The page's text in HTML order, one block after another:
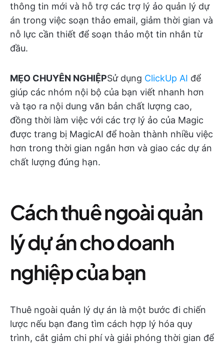
thông tin mới và hỗ trợ các trợ lý ảo quản lý dự
án trong việc soạn thảo email, giảm thời gian và
nỗ lực cần thiết để soạn thảo một tin nhắn từ
đầu.
MẸO CHUYÊN NGHIỆPSử dụng ClickUp AI để
giúp các nhóm nội bộ của bạn viết nhanh hơn
và tạo ra nội dung văn bản chất lượng cao,
đồng thời làm việc với các trợ lý ảo của Magic
được trang bị MagicAI để hoàn thành nhiều việc
hơn trong thời gian ngắn hơn và giao các dự án
chất lượng đúng hạn.
Cách thuê ngoài quản
lý dự án cho doanh
nghiệp của bạn
Thuê ngoài quản lý dự án là một bước đi chiến
lược nếu bạn đang tìm cách hợp lý hóa quy
trình, cắt giảm chi phí và giải phóng thời gian để